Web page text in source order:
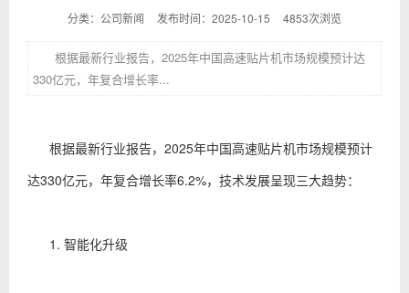
分类：公司新闻 发布时间：2025-10-15 4853次浏览
根据最新行业报告，2025年中国高速贴片机市场规模预计达
330亿元，年复合增长率...
根据最新行业报告，2025年中国高速贴片机市场规模预计
达330亿元，年复合增长率6.2%，技术发展呈现三大趋势：
1. 智能化升级